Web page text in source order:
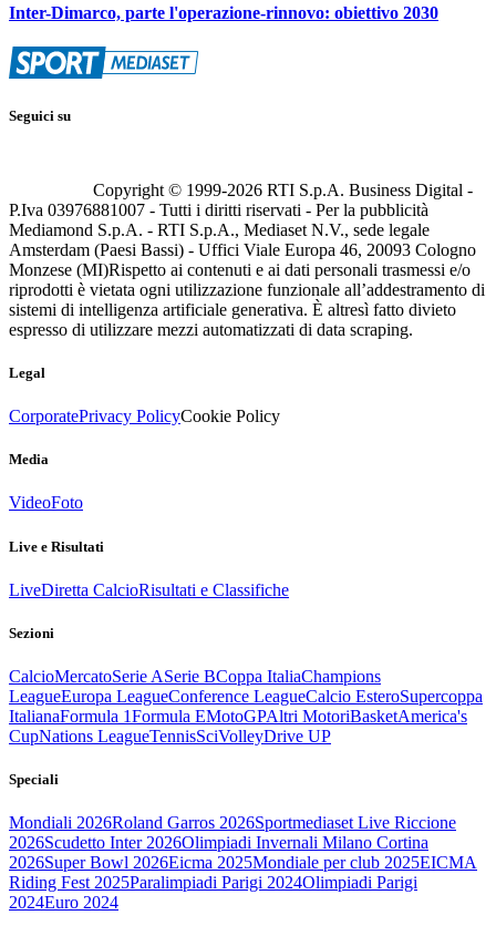
Inter-Dimarco, parte l'operazione-rinnovo: obiettivo 2030
Seguici su
Copyright © 1999-2026 RTI S.p.A. Business Digital -
P.Iva 03976881007 - Tutti i diritti riservati - Per la pubblicità
Mediamond S.p.A. - RTI S.p.A., Mediaset N.V., sede legale
Amsterdam (Paesi Bassi) - Uffici Viale Europa 46, 20093 Cologno
Monzese (MI)Rispetto ai contenuti e ai dati personali trasmessi e/o
riprodotti è vietata ogni utilizzazione funzionale all’addestramento di
sistemi di intelligenza artificiale generativa. È altresì fatto divieto
espresso di utilizzare mezzi automatizzati di data scraping.
Legal
CorporatePrivacy PolicyCookie Policy
Media
VideoFoto
Live e Risultati
LiveDiretta CalcioRisultati e Classifiche
Sezioni
CalcioMercatoSerie ASerie BCoppa ItaliaChampions
LeagueEuropa LeagueConference LeagueCalcio EsteroSupercoppa
ItalianaFormula 1Formula EMotoGPAltri MotoriBasketAmerica's
CupNations LeagueTennisSciVolleyDrive UP
Speciali
Mondiali 2026Roland Garros 2026Sportmediaset Live Riccione
2026Scudetto Inter 2026Olimpiadi Invernali Milano Cortina
2026Super Bowl 2026Eicma 2025Mondiale per club 2025EICMA
Riding Fest 2025Paralimpiadi Parigi 2024Olimpiadi Parigi
2024Euro 2024